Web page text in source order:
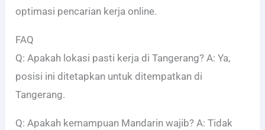
optimasi pencarian kerja online.
FAQ
Q: Apakah lokasi pasti kerja di Tangerang? A: Ya,
posisi ini ditetapkan untuk ditempatkan di
Tangerang.
Q: Apakah kemampuan Mandarin wajib? A: Tidak